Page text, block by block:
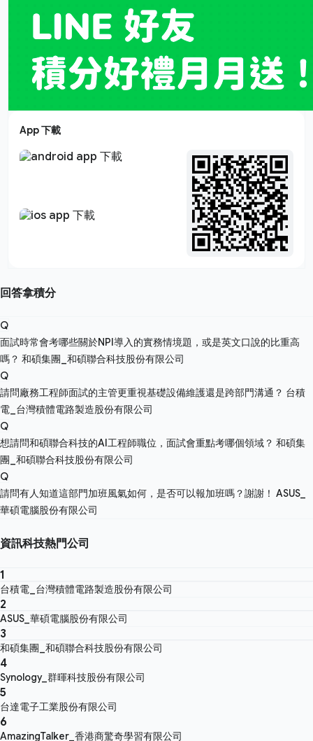
App 下載
回答拿積分
Q
面試時常會考哪些關於NPI導入的實務情境題，或是英文口說的比重高
嗎？ 和碩集團_和碩聯合科技股份有限公司
Q
請問廠務工程師面試的主管更重視基礎設備維護還是跨部門溝通？ 台積
電_台灣積體電路製造股份有限公司
Q
想請問和碩聯合科技的AI工程師職位，面試會重點考哪個領域？ 和碩集
團_和碩聯合科技股份有限公司
Q
請問有人知道這部門加班風氣如何，是否可以報加班嗎？謝謝！ ASUS_
華碩電腦股份有限公司
資訊科技熱門公司
1
台積電_台灣積體電路製造股份有限公司
2
ASUS_華碩電腦股份有限公司
3
和碩集團_和碩聯合科技股份有限公司
4
Synology_群暉科技股份有限公司
5
台達電子工業股份有限公司
6
AmazingTalker_香港商驚奇學習有限公司